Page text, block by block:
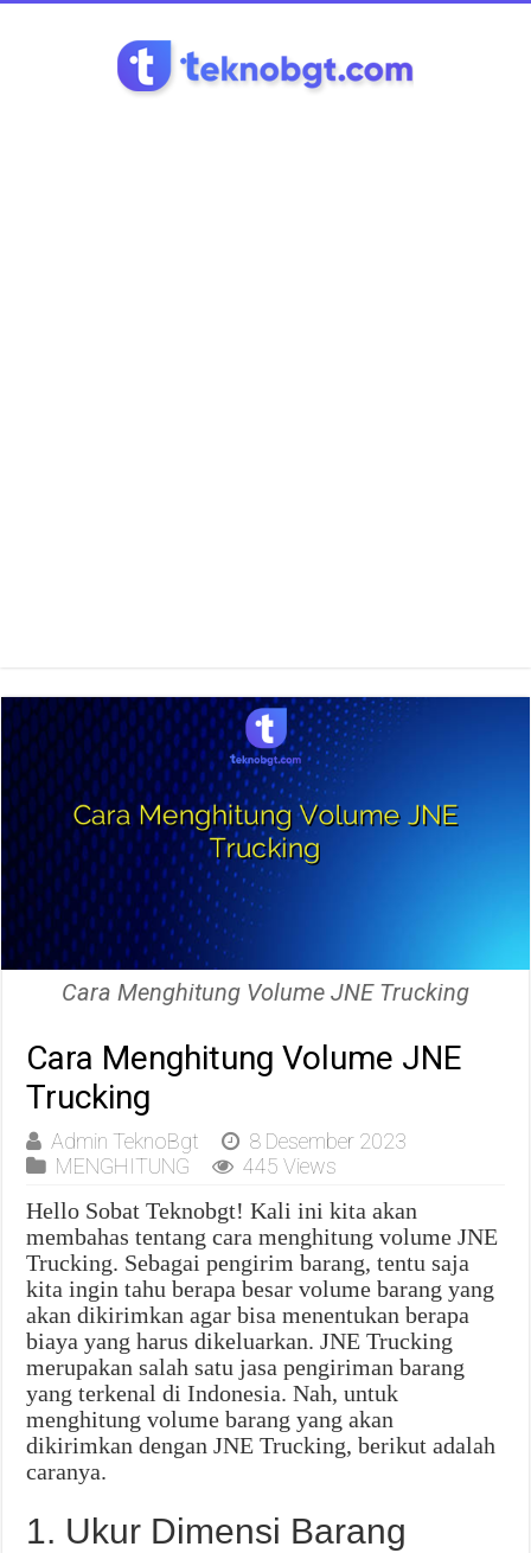
Cara Menghitung Volume JNE Trucking
Cara Menghitung Volume JNE
Trucking
Admin TeknoBgt
8 Desember 2023
MENGHITUNG
445 Views
Hello Sobat Teknobgt! Kali ini kita akan
membahas tentang cara menghitung volume JNE
Trucking. Sebagai pengirim barang, tentu saja
kita ingin tahu berapa besar volume barang yang
akan dikirimkan agar bisa menentukan berapa
biaya yang harus dikeluarkan. JNE Trucking
merupakan salah satu jasa pengiriman barang
yang terkenal di Indonesia. Nah, untuk
menghitung volume barang yang akan
dikirimkan dengan JNE Trucking, berikut adalah
caranya.
1. Ukur Dimensi Barang